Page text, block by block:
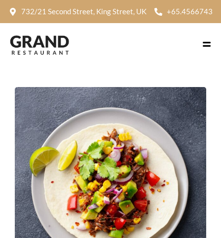
732/21 Second Street, King Street, UK +65.4566743